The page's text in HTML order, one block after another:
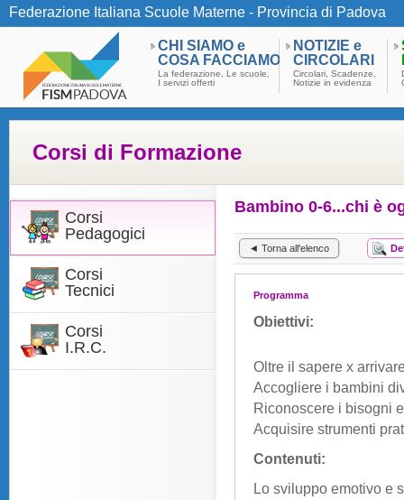
Federazione Italiana Scuole Materne - Provincia di Padova
CHI SIAMO e
COSA FACCIAMO
La federazione, Le scuole,
I servizi offerti
NOTIZIE e
CIRCOLARI
Circolari, Scadenze,
Notizie in evidenza
Corsi di Formazione
Corsi
Pedagogici
Corsi
Tecnici
Corsi
I.R.C.
Bambino 0-6...chi è
◄ Torna all'elenco
Programma
Obiettivi:
Oltre il sapere x
Accogliere i bambini
Riconoscere i bisogni
Acquisire strumenti
Contenuti:
Lo sviluppo emotivo e